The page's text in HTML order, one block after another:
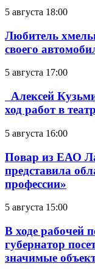
5 августа 18:00
Любитель
своего
5 августа 17:00
Алексей
ход работ в
5 августа 16:00
Повар из ЕАО
представила
профессии»
5 августа 15:00
В ходе рабочей
губернатор
значимые